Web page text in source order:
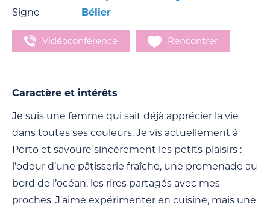
Signe
Bélier
Vidéoconférence Rencontrer
Caractère et intérêts
Je suis une femme qui sait déjà apprécier la vie
dans toutes ses couleurs. Je vis actuellement à
Porto et savoure sincèrement les petits plaisirs :
l’odeur d’une pâtisserie fraîche, une promenade au
bord de l’océan, les rires partagés avec mes
proches. J’aime expérimenter en cuisine, mais une